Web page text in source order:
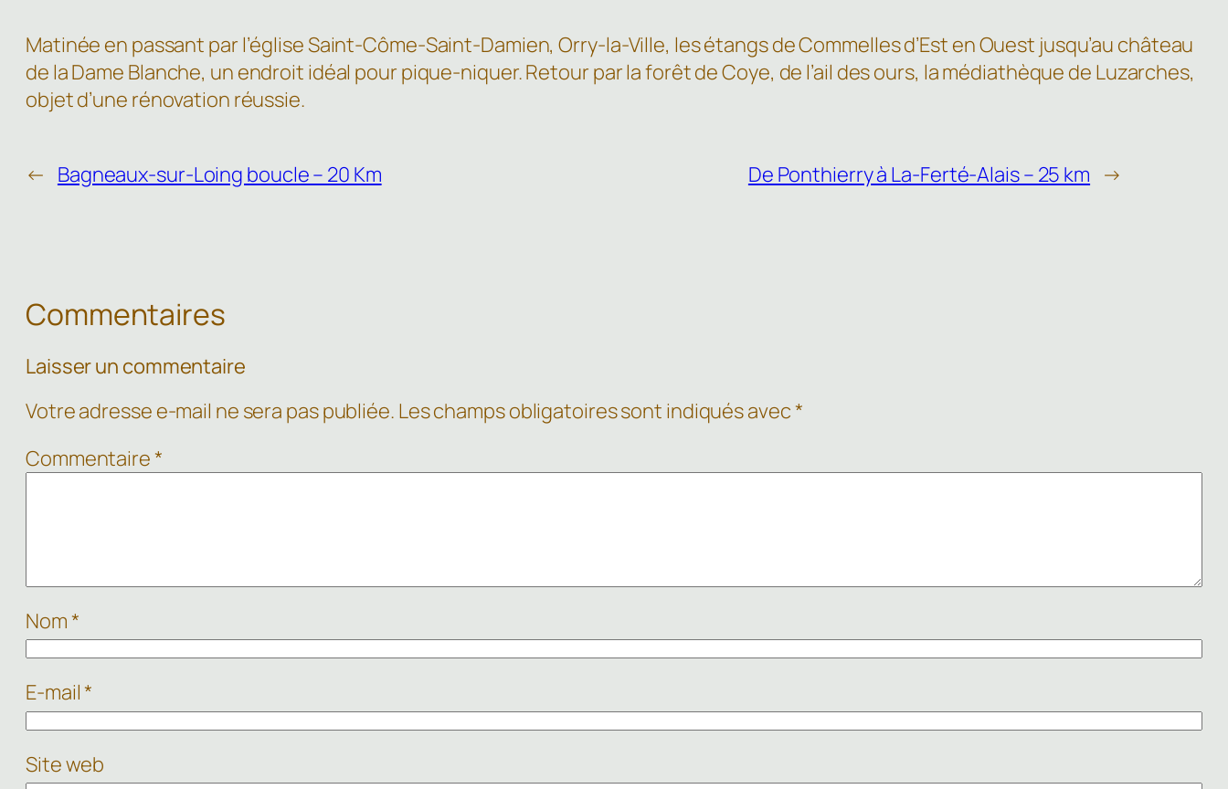
Matinée en passant par l’église Saint-Côme-Saint-Damien, Orry-la-Ville, les étangs de Commelles d’Est en Ouest jusqu’au château
de la Dame Blanche, un endroit idéal pour pique-niquer. Retour par la forêt de Coye, de l’ail des ours, la médiathèque de Luzarches,
objet d’une rénovation réussie.
← Bagneaux-sur-Loing boucle – 20 Km De Ponthierry à La-Ferté-Alais – 25 km →
Commentaires
Laisser un commentaire
Votre adresse e-mail ne sera pas publiée. Les champs obligatoires sont indiqués avec*
Commentaire*
Nom*
E-mail*
Site web